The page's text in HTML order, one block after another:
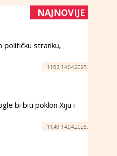
NAJNOVIJE
političku stranku,
11:52 14.04.2025.
bi biti poklon Xiju i
11:49 14.04.2025.